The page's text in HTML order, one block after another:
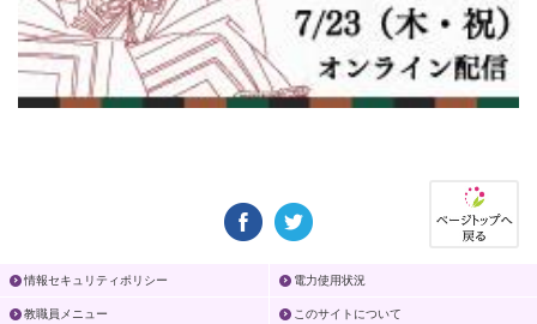
情報セキュリティポリシー 電力使用状況
教職員メニュー このサイトについて